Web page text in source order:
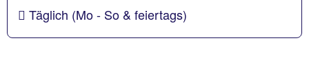
Täglich (Mo - So & feiertags)